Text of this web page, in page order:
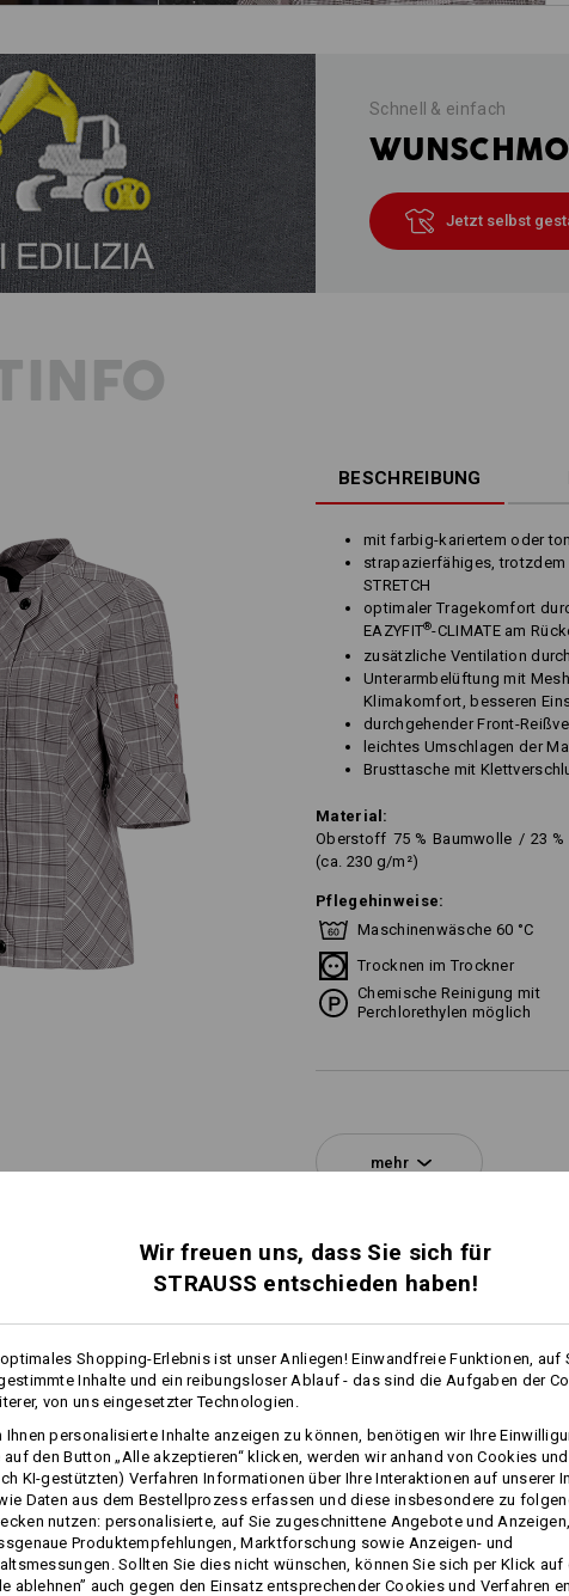
Schnell & einfach
Jetzt selbst
BESCHREIBUNG
mit farbig-kariertem oder
strapazierfähiges,
STRETCH
optimaler Tragekomfort
EAZYFIT®-CLIMATE am
zusätzliche Ventilation
Unterarmbelüftung mit
Klimakomfort, besseren
durchgehender Front-
leichtes Umschlagen der
Brusttasche mit
Material:
Oberstoff 75 % Baumwolle / 23 %
(ca. 230 g/m²)
Pflegehinweise:
Maschinenwäsche 60 °C
Trocknen im Trockner
Chemische Reinigung mit
Perchlorethylen möglich
Personalisierung:
mehr
EIN EINSATZ - ZWEI
Doppelte Wohltat für Rücken und
Einsätze unterstützen nicht nur
sorgen auch für die nötige
angenehm belüftet - das fühlt sich
Arbeiten richtig gut an.
Wir freuen uns, dass Sie sich für
STRAUSS entschieden haben!
Shopping-Erlebnis ist unser Anliegen! Einwandfreie Funktionen, auf
Inhalte und ein reibungsloser Ablauf - das sind die Aufgaben der
von uns eingesetzter Technologien.
Ihnen personalisierte Inhalte anzeigen zu können, benötigen wir Ihre
auf den Button „Alle akzeptieren“ klicken, werden wir anhand von Cookies
KI-gestützten) Verfahren Informationen über Ihre Interaktionen auf unserer
Daten aus dem Bestellprozess erfassen und diese insbesondere zu
nutzen: personalisierte, auf Sie zugeschnittene Angebote und Anzeigen,
Produktempfehlungen, Marktforschung sowie Anzeigen- und
Sollten Sie dies nicht wünschen, können Sie sich per Klick auf
ablehnen” auch gegen den Einsatz entsprechender Cookies und Verfahren